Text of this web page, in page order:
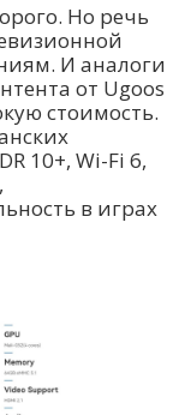
Но речь
И аналоги
от Ugoos
стоимость.
10+, Wi-Fi 6,
в играх